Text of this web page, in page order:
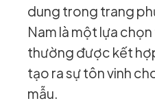
dung trong trang
Nam là một lựa
thường được kết
tạo ra sự tôn vinh
mẫu.